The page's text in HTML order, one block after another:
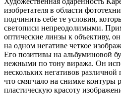
изобретателя в области
подчинить себе те условия,
светописи непреодолимыми.
оптические линзы к объективу,
на одном негативе четкое
Его позитивы на альбуминовой
нежными по тону виража. Он
нескольких негативов
что смягчало на снимке контуры
пластическую красоту